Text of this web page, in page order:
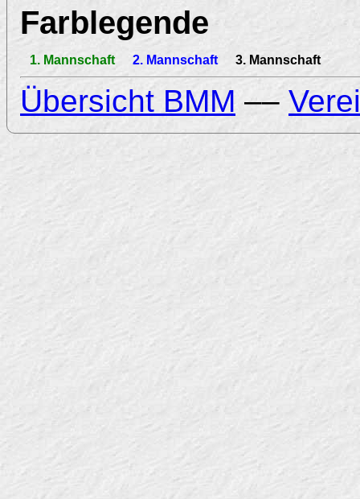
Farblegende
1. Mannschaft 2. Mannschaft 3. Mannschaft
Übersicht BMM ––